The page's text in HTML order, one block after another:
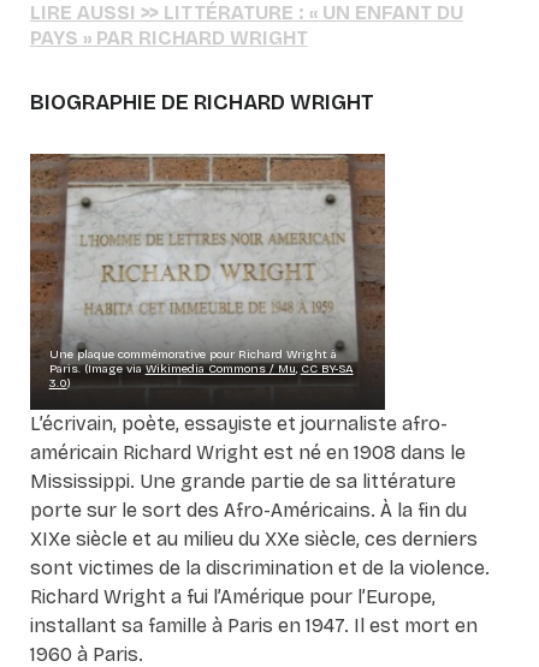
LIRE AUSSI >> LITTÉRATURE : « UN ENFANT DU
PAYS » PAR RICHARD WRIGHT
BIOGRAPHIE DE RICHARD WRIGHT
Une plaque commémorative pour Richard Wright à
Paris. (Image viaWikimedia Commons / Mu, CC BY-SA
3.0)
L’écrivain, poète, essayiste et journaliste afro-
américain Richard Wright est né en 1908 dans le
Mississippi. Une grande partie de sa littérature
porte sur le sort des Afro-Américains. À la fin du
XIXe siècle et au milieu du XXe siècle, ces derniers
sont victimes de la discrimination et de la violence.
Richard Wright a fui l’Amérique pour l’Europe,
installant sa famille à Paris en 1947. Il est mort en
1960 à Paris.